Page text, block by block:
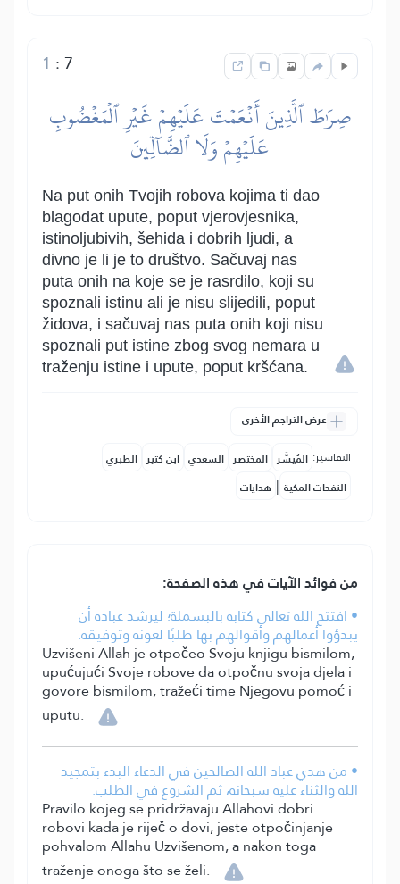
7
:
1
صِرَٰطَ ٱلَّذِينَ أَنۡعَمۡتَ عَلَيۡهِمۡ غَيۡرِ ٱلۡمَغۡضُوبِ
عَلَيۡهِمۡ وَلَا ٱلضَّآلِّينَ
Na put onih Tvojih robova kojima ti dao
blagodat upute, poput vjerovjesnika,
istinoljubivih, šehida i dobrih ljudi, a
divno je li je to društvo. Sačuvaj nas
puta onih na koje se je rasrdilo, koji su
spoznali istinu ali je nisu slijedili, poput
židova, i sačuvaj nas puta onih koji nisu
spoznali put istine zbog svog nemara u
traženju istine i upute, poput kršćana.
عرض التراجم الأخرى
التفاسير: المُيسَّر المختصر السعدي ابن كثير الطبري
النفحات المكية | هدايات
من فوائد الآيات في هذه الصفحة:
• افتتح الله تعالى كتابه بالبسملة؛ ليرشد عباده أن
يبدؤوا أعمالهم وأقوالهم بها طلبًا لعونه وتوفيقه.
Uzvišeni Allah je otpočeo Svoju knjigu bismilom,
upućujući Svoje robove da otpočnu svoja djela i
govore bismilom, tražeći time Njegovu pomoć i
uputu.
• من هدي عباد الله الصالحين في الدعاء البدء بتمجيد
الله والثناء عليه سبحانه، ثم الشروع في الطلب.
Pravilo kojeg se pridržavaju Allahovi dobri
robovi kada je riječ o dovi, jeste otpočinjanje
pohvalom Allahu Uzvišenom, a nakon toga
traženje onoga što se želi.